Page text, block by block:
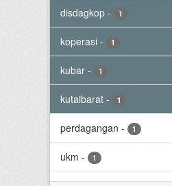
disdagkop - 1
koperasi - 1
kubar - 1
kutaibarat - 1
perdagangan - 1
ukm - 1